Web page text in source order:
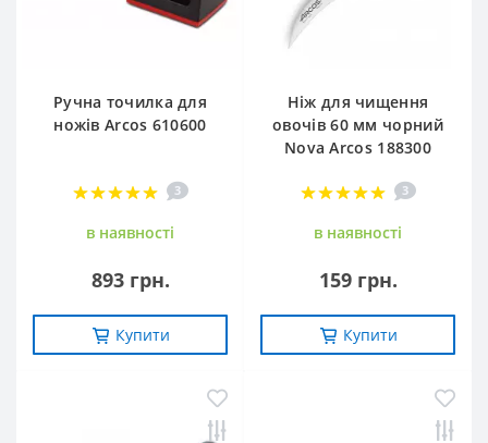
Ручна точилка для
ножів Arcos 610600
3
в наявностi
893 грн.
Купити
Ніж для чищення
овочів 60 мм чорний
Nova Arcos 188300
3
в наявностi
159 грн.
Купити